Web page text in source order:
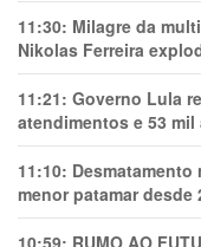
11:30: Milagre da
Nikolas Ferreira
11:21: Governo Lula
atendimentos e 53
11:10: Desmatamento
menor patamar
10:59: RUMO AO